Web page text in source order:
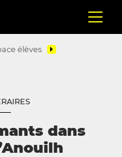
élèves
dans